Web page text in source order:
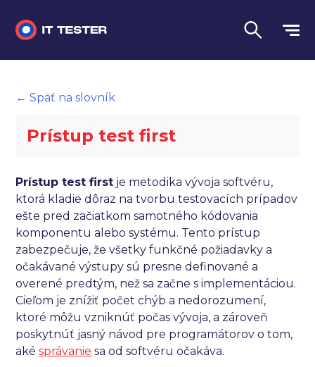
Automatizované testovanie
Performance testing
Interview otázky na pohovor
Slovník
Jazyk
← Späť na slovník
Prístup test first
Prístup test first je metodika vývoja softvéru,
ktorá kladie dôraz na tvorbu testovacích prípadov
ešte pred začiatkom samotného kódovania
komponentu alebo systému. Tento prístup
zabezpečuje, že všetky funkčné požiadavky a
očakávané výstupy sú presne definované a
overené predtým, než sa začne s implementáciou.
Cieľom je znížiť počet chýb a nedorozumení,
ktoré môžu vzniknúť počas vývoja, a zároveň
poskytnúť jasný návod pre programátorov o tom,
akésprávanie sa od softvéru očakáva.